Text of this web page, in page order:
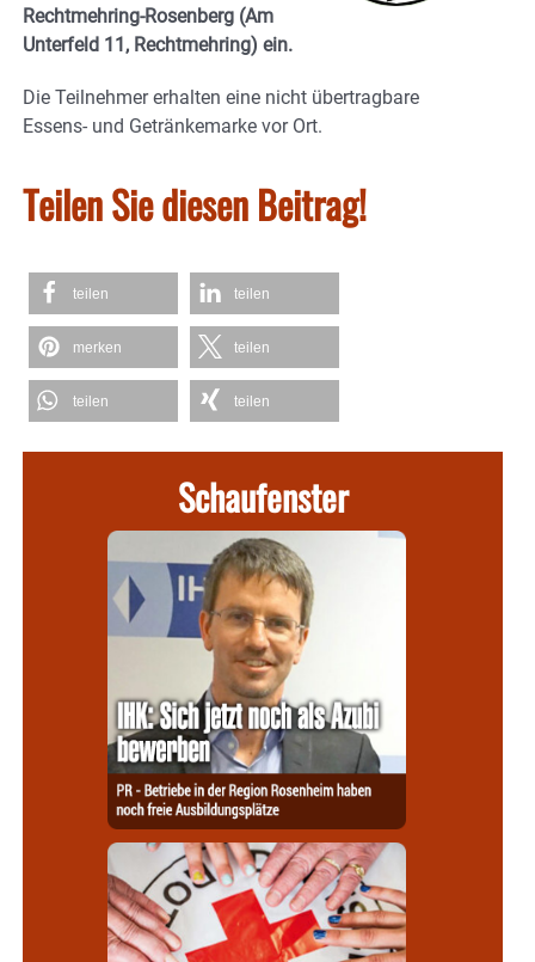
Rechtmehring-Rosenberg (Am
Unterfeld 11, Rechtmehring) ein.
Die Teilnehmer erhalten eine nicht übertragbare
Essens- und Getränkemarke vor Ort.
Teilen Sie diesen Beitrag!
teilen teilen
merken teilen
teilen teilen
Schaufenster